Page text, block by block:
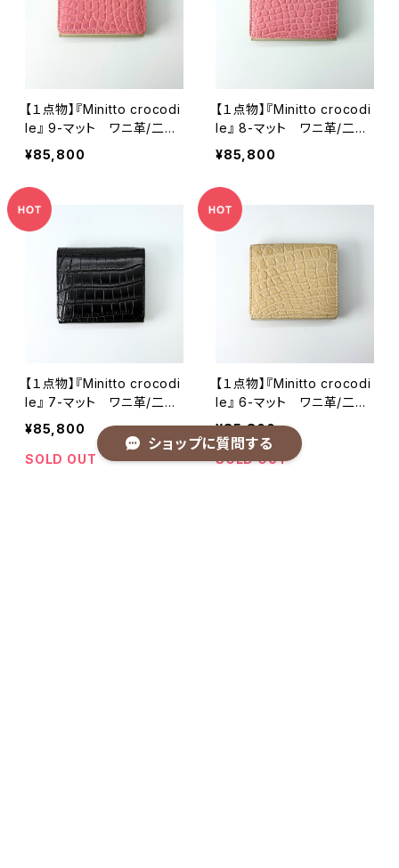
【１点物】『Minitto crocodi
le』 9-マット ワニ革/二つ
折り財布 コンパクト財布
¥85,800
【１点物】『Minitto crocodi
le』 8-マット ワニ革/二つ
折り財布 コンパクト財布
¥85,800
【１点物】『Minitto crocodi
le』 7-マット ワニ革/二つ
折り財布 コンパクト財布
¥85,800
SOLD OUT
【１点物】『Minitto crocodi
le』 6-マット ワニ革/二つ
折り財布 コンパクト財布
¥85,800
SOLD OUT
ショップに質問する